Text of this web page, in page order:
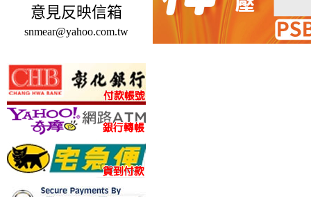
意見反映信箱
snmear@yahoo.com.tw